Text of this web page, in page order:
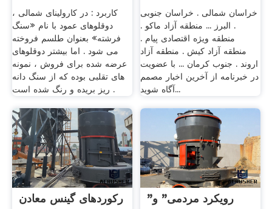
کاربرد : در کارولینای شمالی ،
دوقلوهای عمود با نام «سنگ
فرشته» بعنوان طلسم فروخته
می شود . اما بیشتر دوقلوهای
عرضه شده برای فروش ، نمونه
های تقلبی بوده که از سنگ دانه
ریز بریده و رنگ شده است .
خراسان شمالی . خراسان جنوبی
. البرز ... منطقه آزاد ماکو .
منطقه ویژه اقتصادی پیام .
منطقه آزاد کیش . منطقه آزاد
اروند . جنوب کرمان ... با عضویت
در خبرنامه از آخرین اخبار مصمم
آگاه شوید...
رکوردهای گینس معادن
"رویکرد مردمی" و